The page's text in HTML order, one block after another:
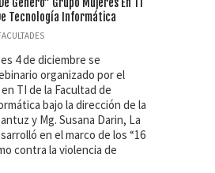
Tecnología Informática
4 de diciembre se
organizado por el
TI de la Facultad de
bajo la dirección de la
y Mg. Susana Darin, La
en el marco de los “16
contra la violencia de